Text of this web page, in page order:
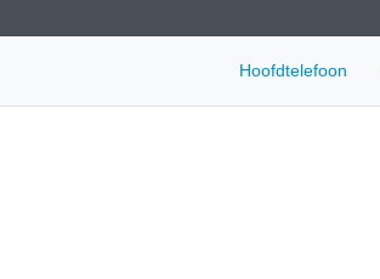
Hoofdtelefoon